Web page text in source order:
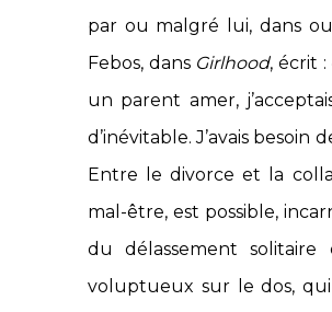
par ou malgré lui, dans ou
Febos, dans Girlhood, écrit :
un parent amer,
d’inévitable. J’avais
Entre le divorce et la
mal-être, est possible,
du délassement
voluptueux sur le dos,